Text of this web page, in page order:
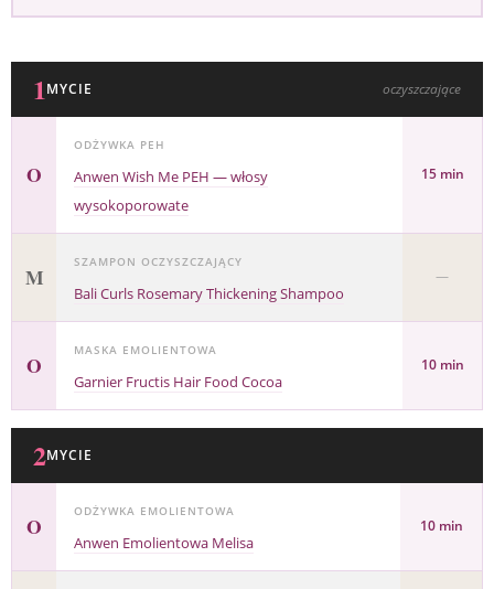
1MYCIE oczyszczające
O
ODŻYWKA PEH
Anwen Wish Me PEH — włosy
wysokoporowate
15 min
M
SZAMPON OCZYSZCZAJĄCY
Bali Curls Rosemary Thickening Shampoo
—
O
MASKA EMOLIENTOWA
Garnier Fructis Hair Food Cocoa
10 min
2MYCIE
O
ODŻYWKA EMOLIENTOWA
Anwen Emolientowa Melisa
10 min